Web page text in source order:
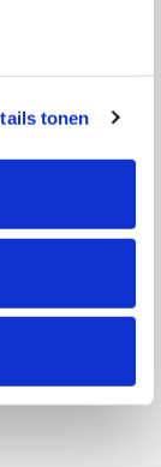
wijzigen of
de pagina. De
tonen
KWF-